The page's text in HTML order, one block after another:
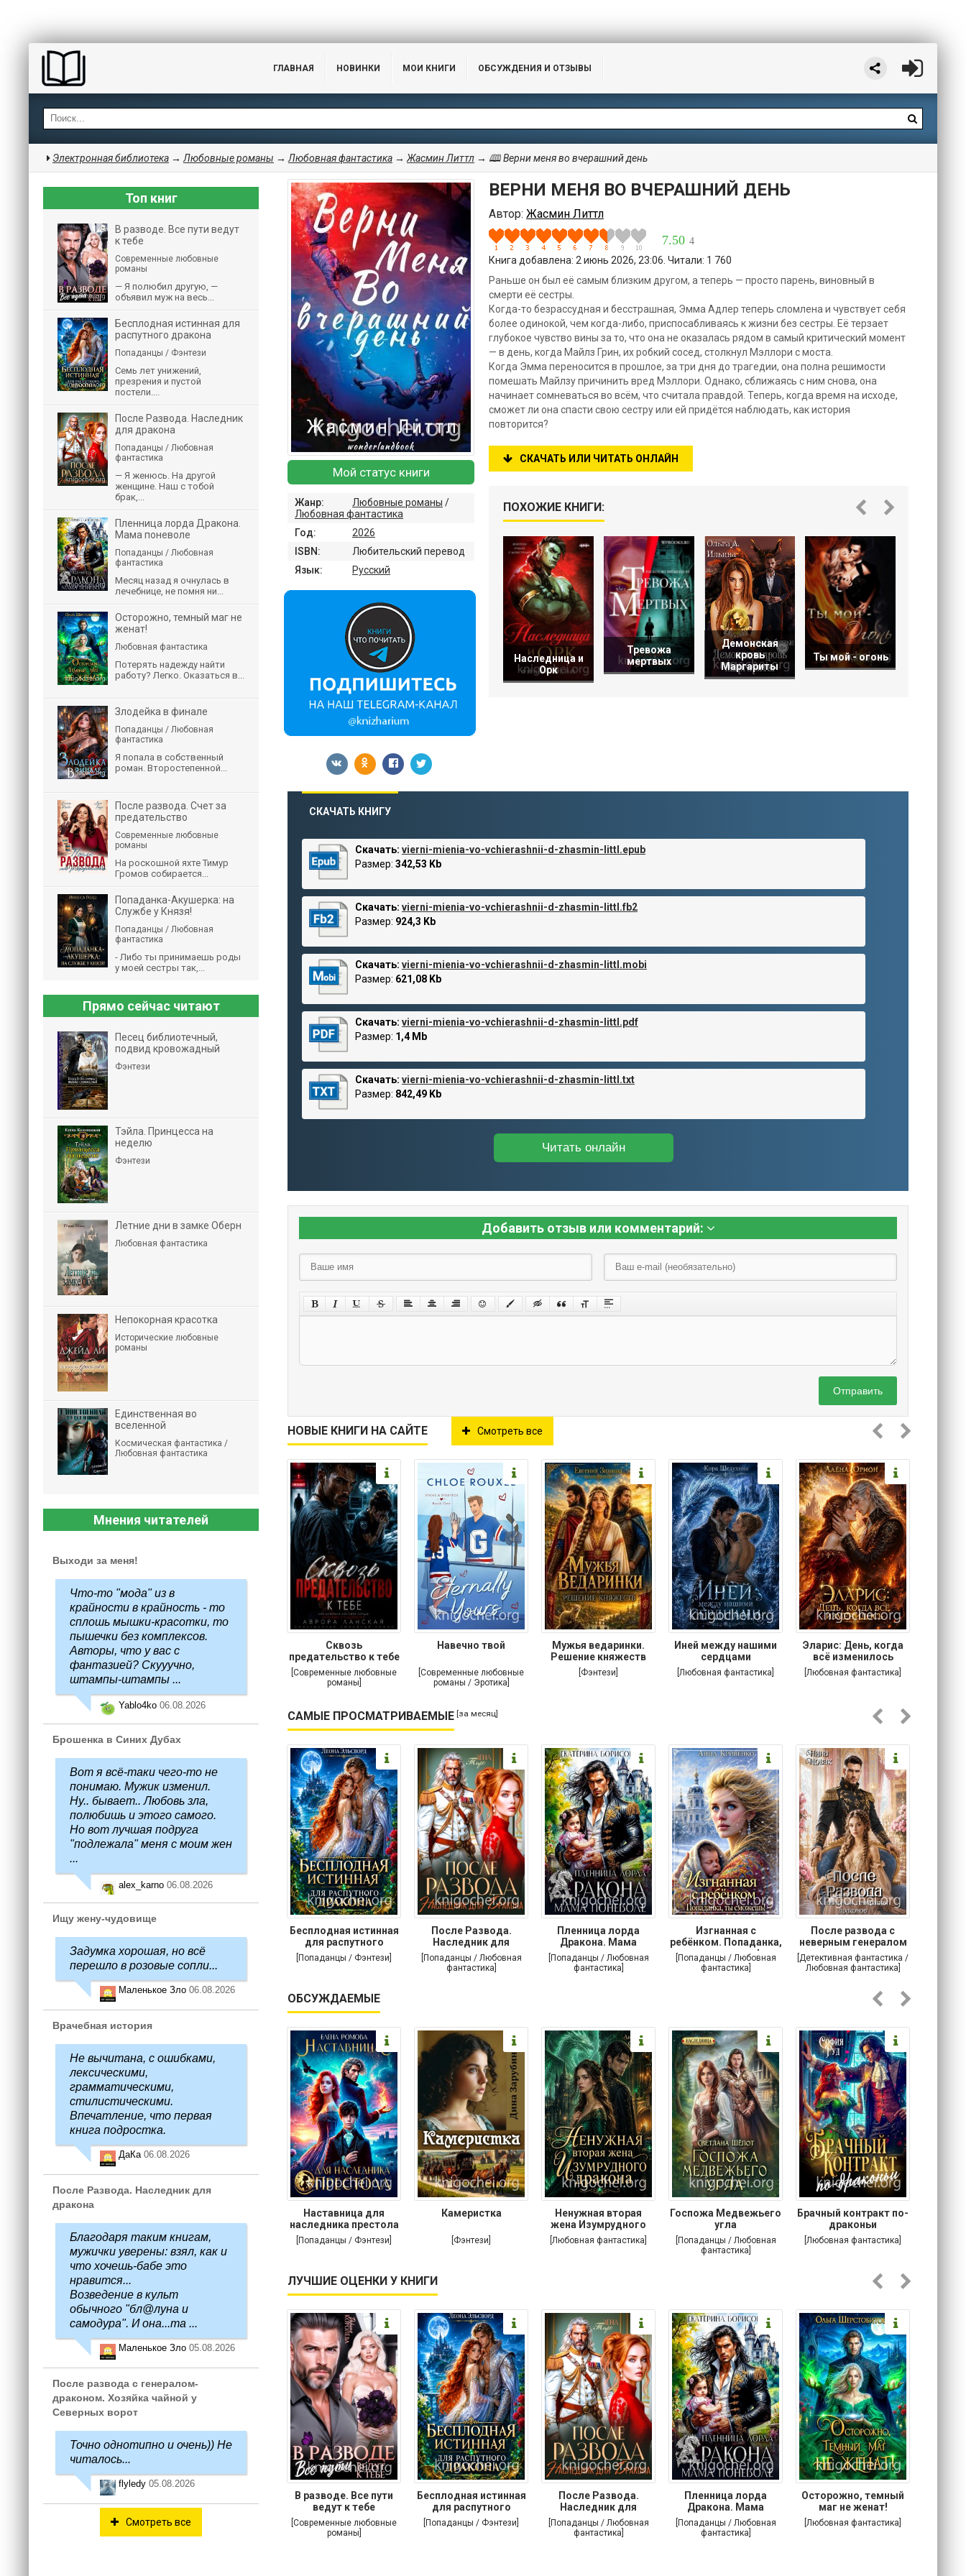
ГЛАВНАЯ НОВИНКИ МОИ КНИГИ ОБСУЖДЕНИЯ И ОТЗЫВЫ
Электронная библиотека → Любовные романы → Любовная фантастика → Жасмин Литтл → 🕮 Верни меня во вчерашний день
ВЕРНИ МЕНЯ ВО ВЧЕРАШНИЙ ДЕНЬ
Автор: Жасмин Литтл
7.50 4
Книга добавлена: 2 июнь 2026, 23:06. Читали: 1 760
Раньше он был её самым близким другом, а теперь — просто парень, виновный в
смерти её сестры.
Когда-то безрассудная и бесстрашная, Эмма Адлер теперь сломлена и чувствует себя
более одинокой, чем когда-либо, приспосабливаясь к жизни без сестры. Её терзает
глубокое чувство вины за то, что она не оказалась рядом в самый критический момент
— в день, когда Майлз Грин, их робкий сосед, столкнул Мэллори с моста.
Когда Эмма переносится в прошлое, за три дня до трагедии, она полна решимости
помешать Майлзу причинить вред Мэллори. Однако, сближаясь с ним снова, она
начинает сомневаться во всём, что считала правдой. Теперь, когда время на исходе,
сможет ли она спасти свою сестру или ей придётся наблюдать, как история
повторится?
СКАЧАТЬ ИЛИ ЧИТАТЬ ОНЛАЙН
ПОХОЖИЕ КНИГИ:
Наследница и
Орк
Тревожа
мертвых
Демонская
кровь
Маргариты
Ты мой - огонь
Мой статус книги
Жанр: Любовные романы /
Любовная фантастика
Год:
2026
ISBN:
Любительский перевод
Язык:
Русский
СКАЧАТЬ КНИГУ
Скачать: vierni-mienia-vo-vchierashnii-d-zhasmin-littl.epub
Размер: 342,53 Kb
Скачать: vierni-mienia-vo-vchierashnii-d-zhasmin-littl.fb2
Размер: 924,3 Kb
Скачать: vierni-mienia-vo-vchierashnii-d-zhasmin-littl.mobi
Размер: 621,08 Kb
Скачать: vierni-mienia-vo-vchierashnii-d-zhasmin-littl.pdf
Размер: 1,4 Mb
Скачать: vierni-mienia-vo-vchierashnii-d-zhasmin-littl.txt
Размер: 842,49 Kb
Читать онлайн
Добавить отзыв или комментарий:
Отправить
НОВЫЕ КНИГИ НА САЙТЕ Смотреть все
Сквозь
предательство к тебе
[Современные любовные
романы]
Навечно твой
[Современные любовные
романы / Эротика]
Мужья ведаринки.
Решение княжеств
[Фэнтези]
Иней между нашими
сердцами
[Любовная фантастика]
Эларис: День, когда
всё изменилось
[Любовная фантастика]
САМЫЕ ПРОСМАТРИВАЕМЫЕ [за месяц]
Бесплодная истинная
для распутного
дракона
[Попаданцы / Фэнтези]
После Развода.
Наследник для
дракона
[Попаданцы / Любовная
фантастика]
Пленница лорда
Дракона. Мама
поневоле
[Попаданцы / Любовная
фантастика]
Изгнанная с
ребёнком. Попаданка,
ты сможешь!
[Попаданцы / Любовная
фантастика]
После развода с
неверным генералом
драконов
[Детективная фантастика /
Любовная фантастика]
ОБСУЖДАЕМЫЕ
Наставница для
наследника престола
[Попаданцы / Фэнтези]
Камеристка
[Фэнтези]
Ненужная вторая
жена Изумрудного
дракона
[Любовная фантастика]
Госпожа Медвежьего
угла
[Попаданцы / Любовная
фантастика]
Брачный контракт по-
драконьи
[Любовная фантастика]
ЛУЧШИЕ ОЦЕНКИ У КНИГИ
В разводе. Все пути
ведут к тебе
[Современные любовные
романы]
Бесплодная истинная
для распутного
дракона
[Попаданцы / Фэнтези]
После Развода.
Наследник для
дракона
[Попаданцы / Любовная
фантастика]
Пленница лорда
Дракона. Мама
поневоле
[Попаданцы / Любовная
фантастика]
Осторожно, темный
маг не женат!
[Любовная фантастика]
Топ книг
В разводе. Все пути ведут
к тебе
Современные любовные
романы
— Я полюбил другую, —
объявил муж на весь...
Бесплодная истинная для
распутного дракона
Попаданцы / Фэнтези
Семь лет унижений,
презрения и пустой
постели....
После Развода. Наследник
для дракона
Попаданцы / Любовная
фантастика
— Я женюсь. На другой
женщине. Наш с тобой
брак,...
Пленница лорда Дракона.
Мама поневоле
Попаданцы / Любовная
фантастика
Месяц назад я очнулась в
лечебнице, не помня ни...
Осторожно, темный маг не
женат!
Любовная фантастика
Потерять надежду найти
работу? Легко. Оказаться в...
Злодейка в финале
Попаданцы / Любовная
фантастика
Я попала в собственный
роман. Второстепенной...
После развода. Счет за
предательство
Современные любовные
романы
На роскошной яхте Тимур
Громов собирается...
Попаданка-Акушерка: на
Службе у Князя!
Попаданцы / Любовная
фантастика
- Либо ты принимаешь роды
у моей сестры так,...
Прямо сейчас читают
Песец библиотечный,
подвид кровожадный
Фэнтези
Тэйла. Принцесса на
неделю
Фэнтези
Летние дни в замке Оберн
Любовная фантастика
Непокорная красотка
Исторические любовные
романы
Единственная во
вселенной
Космическая фантастика /
Любовная фантастика
Мнения читателей
Выходи за меня!
Что-то "мода" из в
крайности в крайность - то
сплошь мышки-красотки, то
пышечки без комплексов.
Авторы, что у вас с
фантазией? Скууучно,
штампы-штампы ...
Yablo4ko 06.08.2026
Брошенка в Синих Дубах
Вот я всё-таки чего-то не
понимаю. Мужик изменил.
Ну.. бывает.. Любовь зла,
полюбишь и этого самого.
Но вот лучшая подруга
"подлежала" меня с моим жен
...
alex_karno 06.08.2026
Ищу жену-чудовище
Задумка хорошая, но всё
перешло в розовые сопли...
Маленькое Зло 06.08.2026
Врачебная история
Не вычитана, с ошибками,
лексическими,
грамматическими,
стилистическими.
Впечатление, что первая
книга подростка.
ДаКа 06.08.2026
После Развода. Наследник для
дракона
Благодаря таким книгам,
мужички уверены: взял, как и
что хочешь-бабе это
нравится...
Возведение в культ
обычного "бл@луна и
самодура". И она...та ...
Маленькое Зло 05.08.2026
После развода с генералом-
драконом. Хозяйка чайной у
Северных ворот
Точно однотипно и очень)) Не
читалось...
flyledy 05.08.2026
Смотреть все